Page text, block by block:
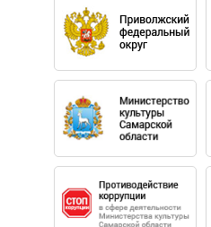
Гран-при Международного
«Хрустальный ключ»
Лауреат I премии
музыкального конкурса,
Стравинскому
Стипендиат БФ «Русский
Гранта Президента РФ для
искусства, науки и спорта (с
Принимала участие в
Дж. Чанга , С. Кипрской ,